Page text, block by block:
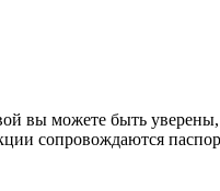
вы можете быть
сопровождаются